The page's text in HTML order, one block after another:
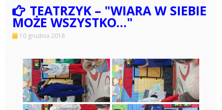
TEATRZYK – "WIARA W SIEBIE
MOŻE WSZYSTKO…"
10 grudnia 2018